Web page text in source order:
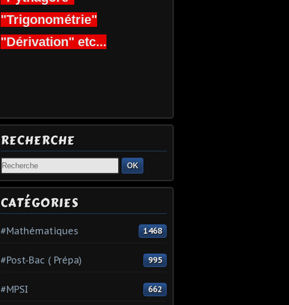
"Trigonométrie"
"Dérivation" etc...
RECHERCHE
OK
CATÉGORIES
#Mathématiques 1468
#Post-Bac ( Prépa) 995
#MPSI 662